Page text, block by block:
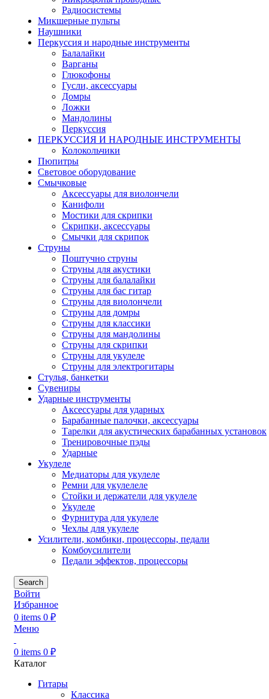
Радиосистемы
Микшерные пульты
Наушники
Перкуссия и народные инструменты
Балалайки
Варганы
Глюкофоны
Гусли, аксессуары
Домры
Ложки
Мандолины
Перкуссия
ПЕРКУССИЯ И НАРОДНЫЕ ИНСТРУМЕНТЫ
Колокольчики
Пюпитры
Световое оборудование
Смычковые
Аксессуары для виолончели
Канифоли
Мостики для скрипки
Скрипки, аксессуары
Смычки для скрипок
Струны
Поштучно струны
Струны для акустики
Струны для балалайки
Струны для бас гитар
Струны для виолончели
Струны для домры
Струны для классики
Струны для мандолины
Струны для скрипки
Струны для укулеле
Струны для электрогитары
Стулья, банкетки
Сувениры
Ударные инструменты
Аксессуары для ударных
Барабанные палочки, аксессуары
Тарелки для акустических барабанных установок
Тренировочные пэды
Ударные
Укулеле
Медиаторы для укулеле
Ремни для укулелеле
Стойки и держатели для укулеле
Укулеле
Фурнитура для укулеле
Чехлы для укулеле
Усилители, комбики, процессоры, педали
Комбоусилители
Педали эффектов, процессоры
Search
Войти
Избранное
0 items 0 ₽
Меню
0 items 0 ₽
Каталог
Гитары
Классика